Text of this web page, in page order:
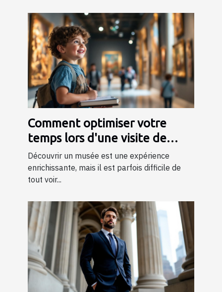
Comment optimiser votre
temps lors d'une visite de
musée ?
Découvrir un musée est une expérience
enrichissante, mais il est parfois difficile de
tout voir...